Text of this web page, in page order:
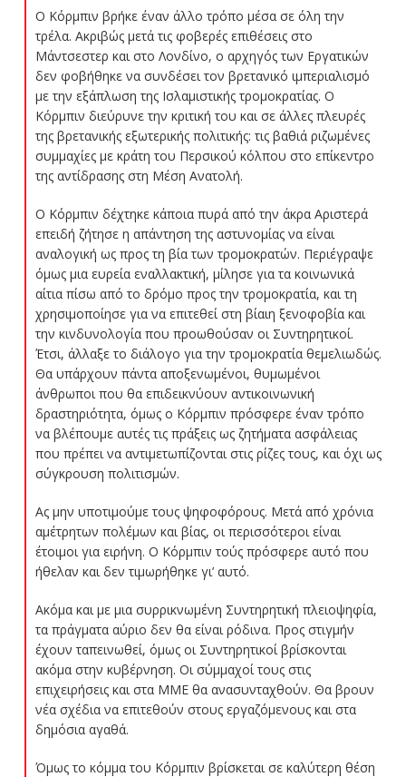
Ο Κόρμπιν βρήκε έναν άλλο τρόπο μέσα σε όλη την
τρέλα. Ακριβώς μετά τις φοβερές επιθέσεις στο
Μάντσεστερ και στο Λονδίνο, ο αρχηγός των Εργατικών
δεν φοβήθηκε να συνδέσει τον βρετανικό ιμπεριαλισμό
με την εξάπλωση της Ισλαμιστικής τρομοκρατίας. Ο
Κόρμπιν διεύρυνε την κριτική του και σε άλλες πλευρές
της βρετανικής εξωτερικής πολιτικής: τις βαθιά ριζωμένες
συμμαχίες με κράτη του Περσικού κόλπου στο επίκεντρο
της αντίδρασης στη Μέση Ανατολή.
Ο Κόρμπιν δέχτηκε κάποια πυρά από την άκρα Αριστερά
επειδή ζήτησε η απάντηση της αστυνομίας να είναι
αναλογική ως προς τη βία των τρομοκρατών. Περιέγραψε
όμως μια ευρεία εναλλακτική, μίλησε για τα κοινωνικά
αίτια πίσω από το δρόμο προς την τρομοκρατία, και τη
χρησιμοποίησε για να επιτεθεί στη βίαιη ξενοφοβία και
την κινδυνολογία που προωθούσαν οι Συντηρητικοί.
Έτσι, άλλαξε το διάλογο για την τρομοκρατία θεμελιωδώς.
Θα υπάρχουν πάντα αποξενωμένοι, θυμωμένοι
άνθρωποι που θα επιδεικνύουν αντικοινωνική
δραστηριότητα, όμως ο Κόρμπιν πρόσφερε έναν τρόπο
να βλέπουμε αυτές τις πράξεις ως ζητήματα ασφάλειας
που πρέπει να αντιμετωπίζονται στις ρίζες τους, και όχι ως
σύγκρουση πολιτισμών.
Ας μην υποτιμούμε τους ψηφοφόρους. Μετά από χρόνια
αμέτρητων πολέμων και βίας, οι περισσότεροι είναι
έτοιμοι για ειρήνη. Ο Κόρμπιν τούς πρόσφερε αυτό που
ήθελαν και δεν τιμωρήθηκε γι’ αυτό.
Ακόμα και με μια συρρικνωμένη Συντηρητική πλειοψηφία,
τα πράγματα αύριο δεν θα είναι ρόδινα. Προς στιγμήν
έχουν ταπεινωθεί, όμως οι Συντηρητικοί βρίσκονται
ακόμα στην κυβέρνηση. Οι σύμμαχοί τους στις
επιχειρήσεις και στα ΜΜΕ θα ανασυνταχθούν. Θα βρουν
νέα σχέδια να επιτεθούν στους εργαζόμενους και στα
δημόσια αγαθά.
Όμως το κόμμα του Κόρμπιν βρίσκεται σε καλύτερη θέση